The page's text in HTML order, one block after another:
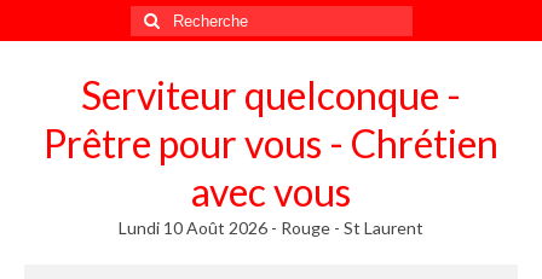
Rechercher
:
Serviteur quelconque -
Prêtre pour vous - Chrétien
avec vous
Lundi 10 Août 2026 - Rouge - St Laurent